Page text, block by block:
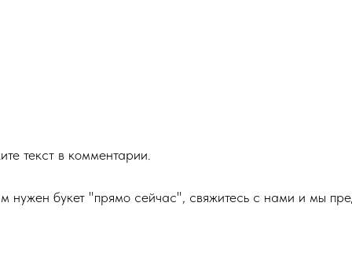
текст в комментарии.
букет "прямо сейчас", свяжитесь с нами и мы